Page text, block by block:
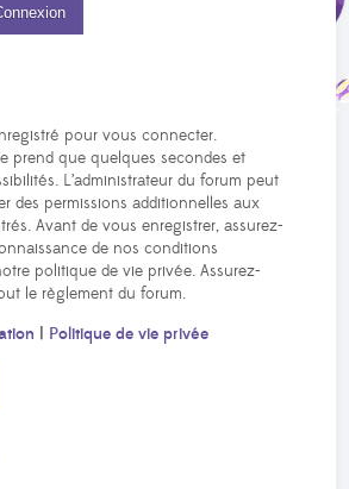
pour vous connecter.
prend que quelques secondes et
L’administrateur du forum peut
des permissions additionnelles aux
Avant de vous enregistrer, assurez-
de nos conditions
politique de vie privée. Assurez-
le règlement du forum.
| Politique de vie privée